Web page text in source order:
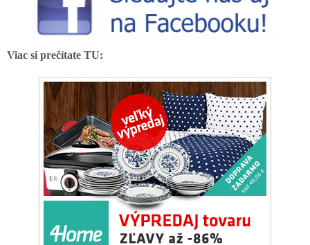
Viac si prečítate TU: